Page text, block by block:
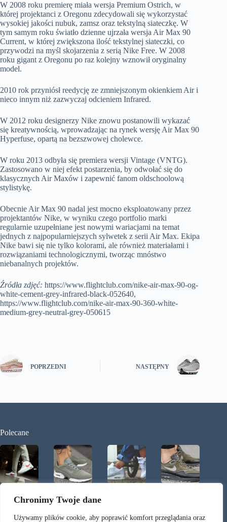
Chronimy Twoje dane
Używamy plików cookie, aby poprawić komfort przeglądania oraz
W 2008 roku premierę miała wersja Premium Ostrich, w
której projektanci z Oregonu zdecydowali się wykorzystać
wysokiej jakości nubuk, zamsz oraz tekstylną siateczkę. W
tym samym roku światło dzienne ujrzała wersja Air Max 90
Current, w której zwiększona ilość tekstylnej siateczki, co
przywodzi na myśl skojarzenia z serią Nike Free. W 2008
roku gigant z Oregonu po raz kolejny wznowił oryginalny
model.
2010 rok przyniósł reedycję ze zmniejszonym okienkiem Air i
nieco innym niż zazwyczaj odcieniem Infrared.
W 2012 roku designerzy Nike znowu postanowili wykazać
się kreatywnością, wprowadzając na rynek wersję Air Max 90
Hyperfuse, opartą na bezszwowej cholewce.
W roku 2013 odbyła się premiera wersji Vintage (VNTG).
Zastosowano w niej efekt postarzenia, by odwołać się do
klasycznych Air Maxów i zapewnić fanom oldschoolową
stylistykę.
Obecnie Air Max 90 nadal jest mocno eksploatowany przez
projektantów Nike, w wyniku czego portfolio marki
regularnie uzupełniane jest nowymi wariacjami na temat
jednych z najpopularniejszych sylwetek z serii Air Max. Ekipa
Nike bawi się nie tylko kolorami, ale również materiałami i
rozwiązaniami technologicznymi, tworząc mnóstwo
niebanalnych projektów.
Źródła zdjęć: https://www.flightclub.com/nike-air-max-90-og-
white-cement-grey-infrared-black-052640,
https://www.flightclub.com/nike-air-max-90-360-white-
medium-grey-neutral-grey-050615
POPRZEDNI NASTĘPNY
Polecane
Nike Air
Max
90 – nowa
damskich
Air Maxów
na wiosnę
e inspiracje
2017?